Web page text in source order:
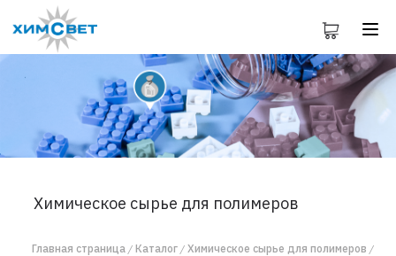
Химическое сырье для полимеров
Главная страница Каталог
Химическое сырье для полимеров